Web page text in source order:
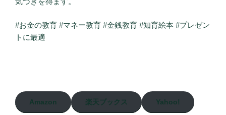
#お金の教育 #マネー教育 #金銭教育 #知育絵本 #プレゼン
トに最適
Amazon 楽天ブックス Yahoo!